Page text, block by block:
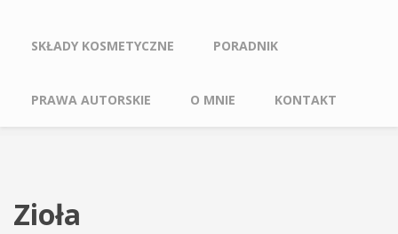
SKŁADY KOSMETYCZNE PORADNIK
PRAWA AUTORSKIE O MNIE KONTAKT
Zioła